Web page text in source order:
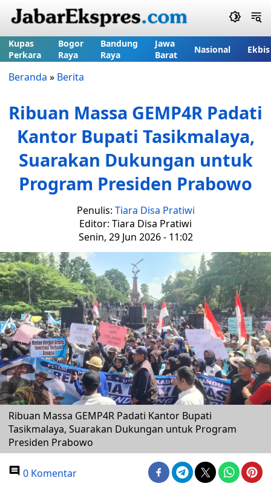
Kupas
Perkara
Bogor
Raya
Bandung
Raya
Jawa
Barat
Nasional Ekbis
Beranda » Berita
Ribuan Massa GEMP4R Padati
Kantor Bupati Tasikmalaya,
Suarakan Dukungan untuk
Program Presiden Prabowo
Penulis: Tiara Disa Pratiwi
Editor: Tiara Disa Pratiwi
Senin, 29 Jun 2026 - 11:02
Ribuan Massa GEMP4R Padati Kantor Bupati
Tasikmalaya, Suarakan Dukungan untuk Program
Presiden Prabowo
0 Komentar